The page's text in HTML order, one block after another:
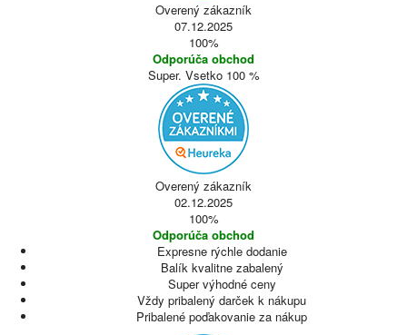
Overený zákazník
07.12.2025
100%
Odporúča obchod
Super. Vsetko 100 %
Overený zákazník
02.12.2025
100%
Odporúča obchod
Expresne rýchle dodanie
Balík kvalitne zabalený
Super výhodné ceny
Vždy pribalený darček k nákupu
Pribalené poďakovanie za nákup